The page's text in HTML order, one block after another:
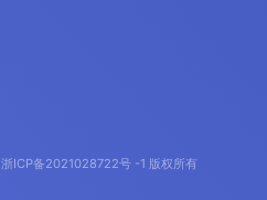
浙ICP备2021028722号 -1 版权所有